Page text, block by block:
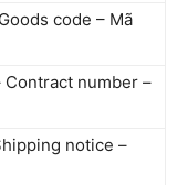
code – Mã
Contract number –
notice –